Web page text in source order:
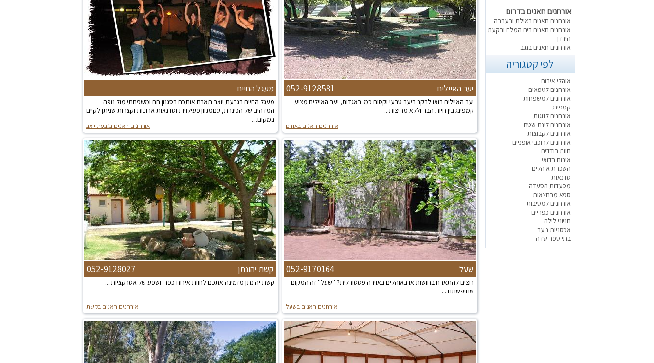
אורחנים חאנים בדרום
אורחנים חאנים באילת והערבה
אורחנים חאנים בים המלח ובקעת
הירדן
אורחנים חאנים בנגב
לפי קטגוריה
אוהלי אירוח
אורחנים לגיפאים
אורחנים למשפחות
קמפינג
אורחנים לזוגות
אורחנים לינת שטח
אורחנים לקבוצות
אורחנים לרוכבי אופניים
חוות בודדים
אירוח בדואי
השכרת אוהלים
סדנאות
מסעדות הסעדה
ספא מרחצאות
אורחנים למסיבות
אורחנים כפריים
חניוני לילה
אכסניות נוער
בתי ספר שדה
יער האיילים 052-9128581
יער האיילים בואו לבקר ביער טבעי וקסום כמו באגדות, יער האיילים מציע
קמפינג בין חיות הבר וללא מחיצות...
אורחנים חאנים באודם
מעגל החיים
מעגל החיים בגבעת יואב תארח אותכם בסגנון חם ומשפחתי מול נופה
המדהים של הכינרת, עםמגוון פעילויות וסדנאות ארוכות וקצרות שניתן לקיים
במקום....
אורחנים חאנים בגבעת יואב
שעל 052-9170164
רוצים להתארח בחושות או באוהלים באוירה פסטורלית? ''שעל'' זה המקום
שחיפשתם....
אורחנים חאנים בשעל
קשת יהונתן 052-9128027
קשת יהונתן מזמינה אתכם לחוות אירוח כפרי ושפע של אטרקציות....
אורחנים חאנים בקשת